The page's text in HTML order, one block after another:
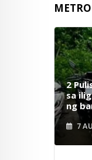
METRO
2
sa
ng
7